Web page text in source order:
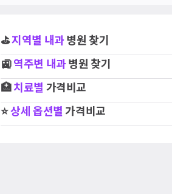
⛳지역별 내과병원 찾기
🚉역주변 내과병원 찾기
🏥치료별 가격비교
⭐상세 옵션별가격비교